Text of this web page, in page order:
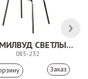
СТУЛ МИЛВУД СВЕТЛЫЙ ШЕЛК
085-232
Заказ